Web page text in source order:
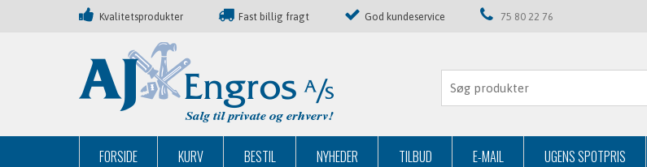
Kvalitetsprodukter Fast billig fragt God kundeservice 75 80 22 76
FORSIDE KURV BESTIL NYHEDER TILBUD E-MAIL UGENS SPOTPRIS